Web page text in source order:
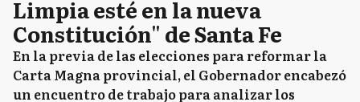
Limpia esté en la nueva
Constitución" de Santa Fe
En la previa de las elecciones para reformar la
Carta Magna provincial, el Gobernador encabezó
un encuentro de trabajo para analizar los